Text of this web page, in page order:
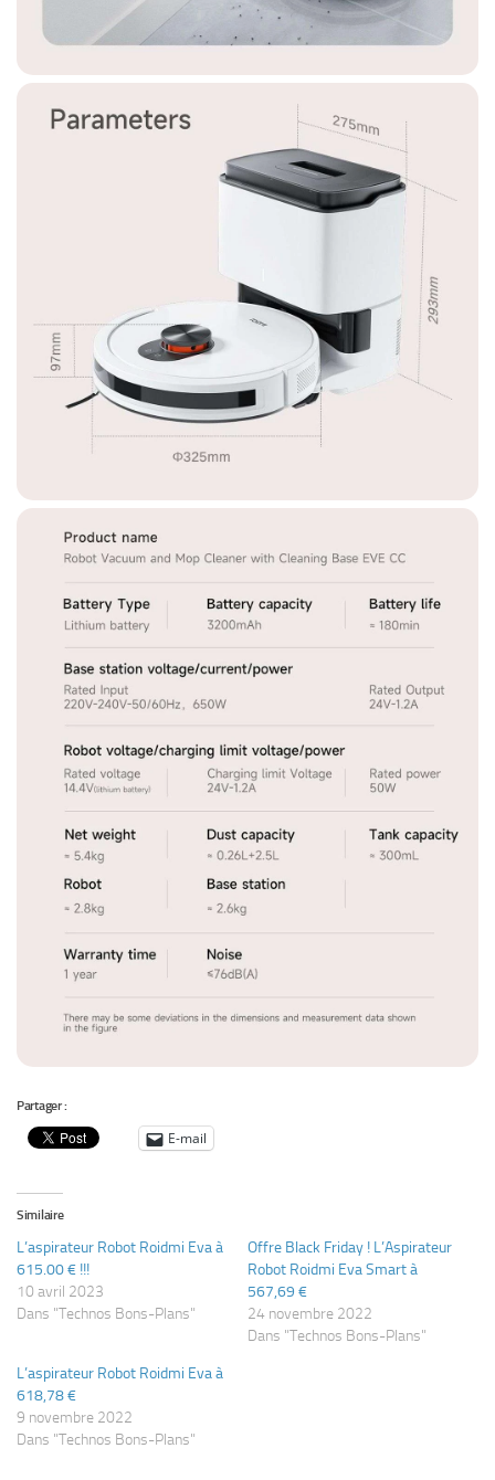
Partager :
E-mail
Similaire
L’aspirateur Robot Roidmi Eva à
615.00 € !!!
10 avril 2023
Dans "Technos Bons-Plans"
Offre Black Friday ! L’Aspirateur
Robot Roidmi Eva Smart à
567,69 €
24 novembre 2022
Dans "Technos Bons-Plans"
L’aspirateur Robot Roidmi Eva à
618,78 €
9 novembre 2022
Dans "Technos Bons-Plans"